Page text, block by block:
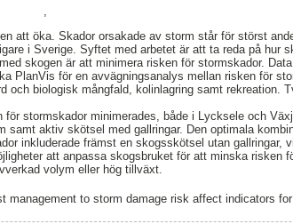
att öka. Skador orsakade av storm står för störst
i Sverige. Syftet med arbetet är att ta reda på hur
skogen är att minimera risken för stormskador.
PlanVis för en avvägningsanalys mellan risken för
och biologisk mångfald, kolinlagring samt rekreation.
stormskador minimerades, både i Lycksele och
samt aktiv skötsel med gallringar. Den optimala
inkluderade främst en skogsskötsel utan gallringar,
att anpassa skogsbruket för att minska risken
volym eller hög tillväxt.
management to storm damage risk affect indicators